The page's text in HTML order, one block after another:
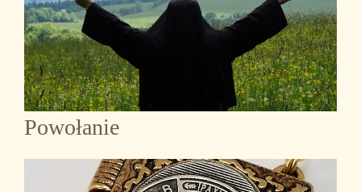
Powołanie